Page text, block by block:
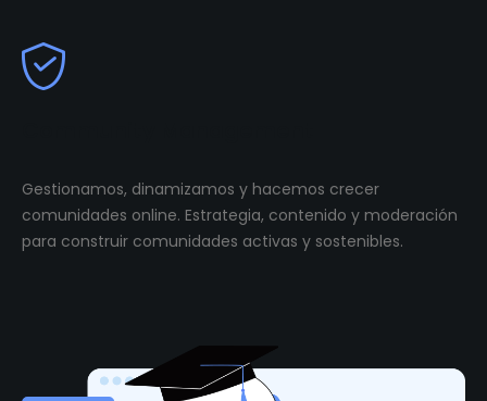
Gestionamos, dinamizamos y hacemos crecer
comunidades online. Estrategia, contenido y moderación
para construir comunidades activas y sostenibles.